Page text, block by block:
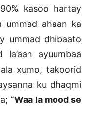
kasoo hartay
ummad ahaan ka
ummad dhibaato
ayuumbaa
xumo, takoorid
ku dhaqmi
“Waa la mood se